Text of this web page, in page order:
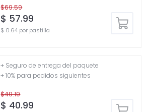
$69.59
$ 57.99
$ 0.64 por pastilla
$49.19
$ 40.99
+ Seguro de entrega del paquete
+ 10% para pedidos siguientes